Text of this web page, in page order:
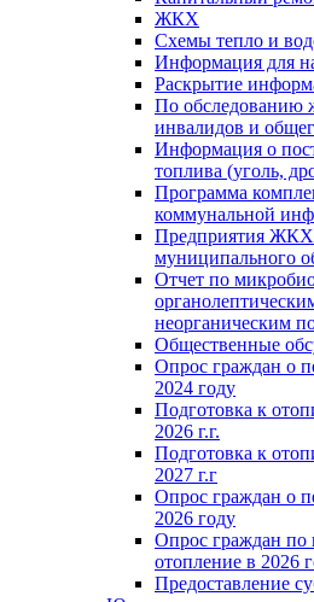
ЖКХ
Схемы тепло и
Информация для
Раскрытие
По обследованию
инвалидов и
Информация о
топлива (уголь,
Программа
коммунальной
Предприятия ЖКХ
муниципального
Отчет по
неорганическим
Общественные
Опрос граждан о
2024 году
Подготовка к
2026 г.г.
Подготовка к
2027 г.г
Опрос граждан о
2026 году
Опрос граждан по
отопление в 2026
Предоставление